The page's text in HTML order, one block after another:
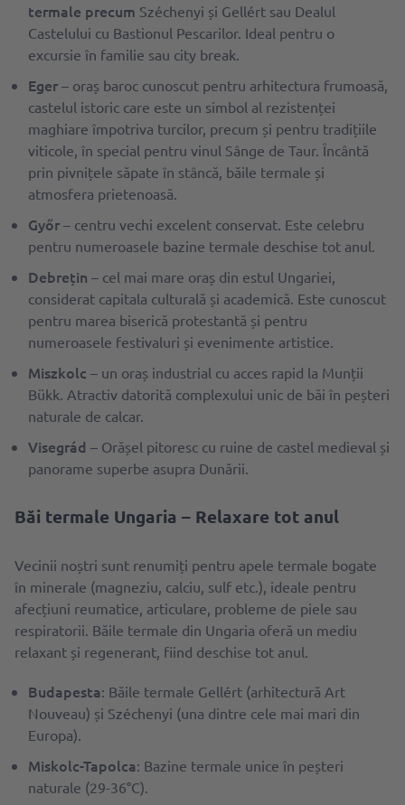
termale precum Széchenyi și Gellért sau Dealul
Castelului cu Bastionul Pescarilor. Ideal pentru o
excursie în familie sau city break.
Eger – oraș baroc cunoscut pentru arhitectura frumoasă,
castelul istoric care este un simbol al rezistenței
maghiare împotriva turcilor, precum și pentru tradițiile
viticole, în special pentru vinul Sânge de Taur. Încântă
prin pivnițele săpate în stâncă, băile termale și
atmosfera prietenoasă.
Győr – centru vechi excelent conservat. Este celebru
pentru numeroasele bazine termale deschise tot anul.
Debrețin – cel mai mare oraș din estul Ungariei,
considerat capitala culturală și academică. Este cunoscut
pentru marea biserică protestantă și pentru
numeroasele festivaluri și evenimente artistice.
Miszkolc – un oraș industrial cu acces rapid la Munții
Bükk. Atractiv datorită complexului unic de băi în peșteri
naturale de calcar.
Visegrád – Orășel pitoresc cu ruine de castel medieval și
panorame superbe asupra Dunării.
Băi termale Ungaria – Relaxare tot anul
Vecinii noștri sunt renumiți pentru apele termale bogate
în minerale (magneziu, calciu, sulf etc.), ideale pentru
afecțiuni reumatice, articulare, probleme de piele sau
respiratorii. Băile termale din Ungaria oferă un mediu
relaxant și regenerant, fiind deschise tot anul.
Budapesta: Băile termale Gellért (arhitectură Art
Nouveau) și Széchenyi (una dintre cele mai mari din
Europa).
Miskolc-Tapolca: Bazine termale unice în peșteri
naturale (29-36°C).